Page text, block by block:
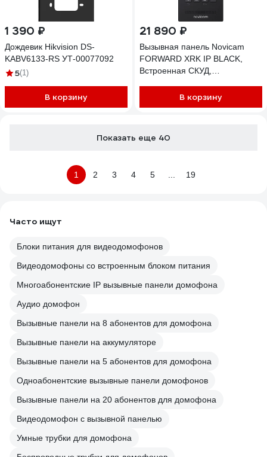
1 390 ₽
Дождевик Hikvision DS-
KABV6133-RS УТ-00077092
5(1)
В корзину
21 890 ₽
Вызывная панель Novicam
FORWARD XRK IP BLACK,
Встроенная СКУД,
Клавиатура, Камера: 2.1 Мп,
угол обзора 125, подключение
В корзину
Показать еще 40
1 2 3 4 5 19
Часто ищут
Блоки питания для видеодомофонов
Видеодомофоны со встроенным блоком питания
Многоабонентские IP вызывные панели домофона
Аудио домофон
Вызывные панели на 8 абонентов для домофона
Вызывные панели на аккумуляторе
Вызывные панели на 5 абонентов для домофона
Одноабонентские вызывные панели домофонов
Вызывные панели на 20 абонентов для домофона
Видеодомофон с вызывной панелью
Умные трубки для домофона